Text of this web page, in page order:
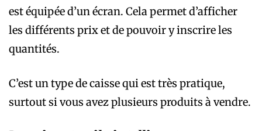
est équipée d’un écran. Cela permet d’afficher
les différents prix et de pouvoir y inscrire les
quantités.
C’est un type de caisse qui est très pratique,
surtout si vous avez plusieurs produits à vendre.